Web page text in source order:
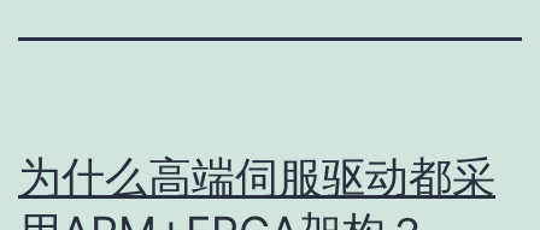
为什么高端伺服驱动都采